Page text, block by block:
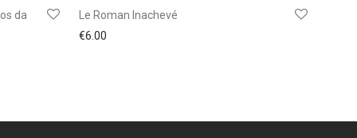
da
Le Roman Inachevé
€6.00